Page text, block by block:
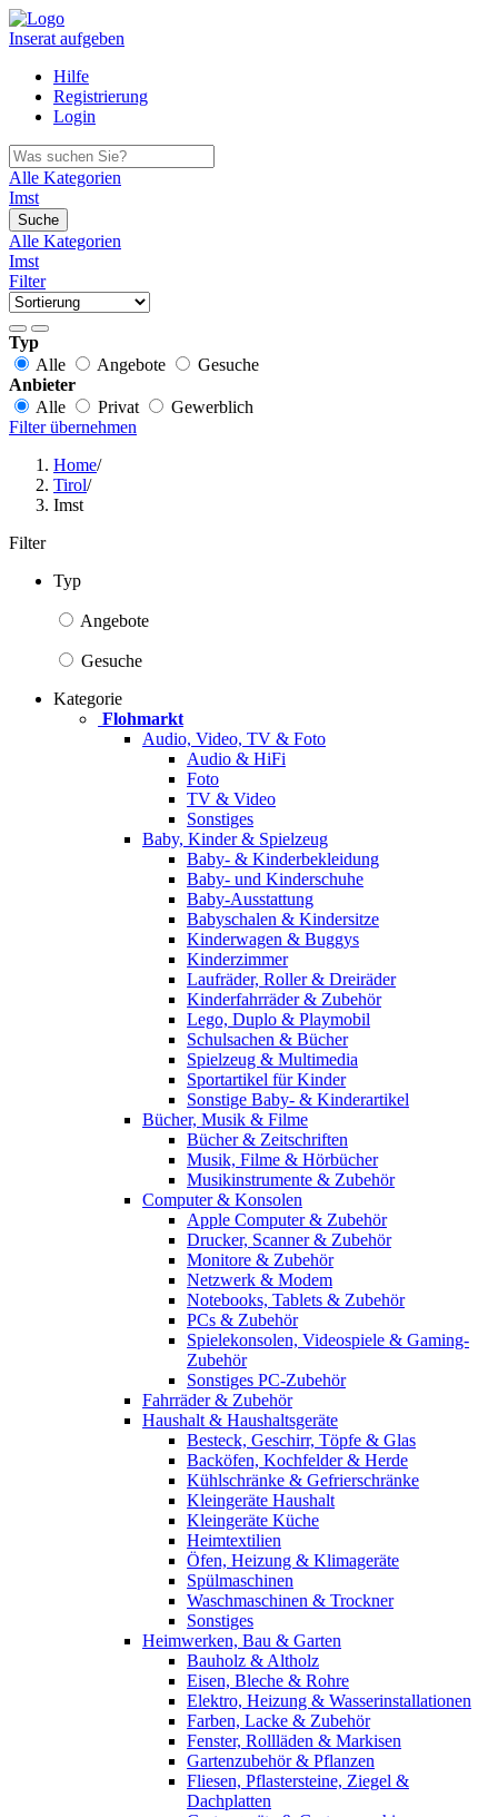
Inserat aufgeben
Hilfe
Registrierung
Login
Alle Kategorien
Imst
Suche
Alle Kategorien
Imst
Filter
Typ
Alle
Angebote
Gesuche
Anbieter
Alle
Privat
Gewerblich
Filter übernehmen
Home/
Tirol/
Imst
Filter
Typ
Angebote
Gesuche
Kategorie
Flohmarkt
Audio, Video, TV & Foto
Audio & HiFi
Foto
TV & Video
Sonstiges
Baby, Kinder & Spielzeug
Baby- & Kinderbekleidung
Baby- und Kinderschuhe
Baby-Ausstattung
Babyschalen & Kindersitze
Kinderwagen & Buggys
Kinderzimmer
Laufräder, Roller & Dreiräder
Kinderfahrräder & Zubehör
Lego, Duplo & Playmobil
Schulsachen & Bücher
Spielzeug & Multimedia
Sportartikel für Kinder
Sonstige Baby- & Kinderartikel
Bücher, Musik & Filme
Bücher & Zeitschriften
Musik, Filme & Hörbücher
Musikinstrumente & Zubehör
Computer & Konsolen
Apple Computer & Zubehör
Drucker, Scanner & Zubehör
Monitore & Zubehör
Netzwerk & Modem
Notebooks, Tablets & Zubehör
PCs & Zubehör
Spielekonsolen, Videospiele & Gaming-
Zubehör
Sonstiges PC-Zubehör
Fahrräder & Zubehör
Haushalt & Haushaltsgeräte
Besteck, Geschirr, Töpfe & Glas
Backöfen, Kochfelder & Herde
Kühlschränke & Gefrierschränke
Kleingeräte Haushalt
Kleingeräte Küche
Heimtextilien
Öfen, Heizung & Klimageräte
Spülmaschinen
Waschmaschinen & Trockner
Sonstiges
Heimwerken, Bau & Garten
Bauholz & Altholz
Eisen, Bleche & Rohre
Elektro, Heizung & Wasserinstallationen
Farben, Lacke & Zubehör
Fenster, Rollläden & Markisen
Gartenzubehör & Pflanzen
Fliesen, Pflastersteine, Ziegel &
Dachplatten